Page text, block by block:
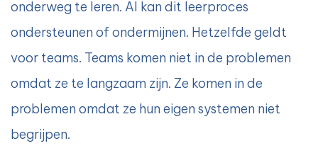
onderweg te leren. AI kan dit leerproces
ondersteunen of ondermijnen. Hetzelfde geldt
voor teams. Teams komen niet in de problemen
omdat ze te langzaam zijn. Ze komen in de
problemen omdat ze hun eigen systemen niet
begrijpen.